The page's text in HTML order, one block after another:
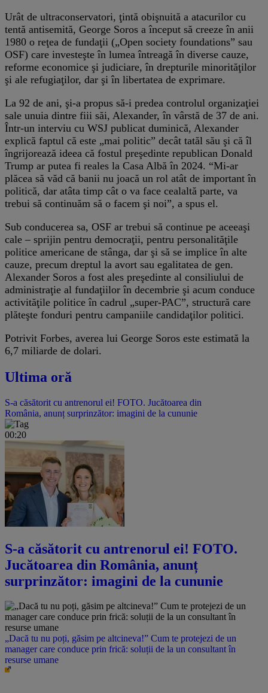
Urât de ultraconservatori, ţintă obişnuită a atacurilor cu
tentă antisemită, George Soros a început să creeze în anii
1980 o reţea de fundaţii („Open society foundations” sau
OSF) care investeşte în lumea întreagă în diverse cauze,
reforme economice şi judiciare, în drepturile minorităţilor
şi ale refugiaţilor, dar şi în libertatea de exprimare.
La 92 de ani, şi-a propus să-i predea controlul organizaţiei
sale unuia dintre fiii săi, Alexander, în vârstă de 37 de ani.
Într-un interviu cu WSJ publicat duminică, Alexander
explică faptul că este „mai politic” decât tatăl său şi că îl
îngrijorează ideea că fostul preşedinte republican Donald
Trump ar putea fi reales la Casa Albă în 2024. “Mi-ar
plăcea să văd că banii nu joacă un rol atât de important în
politică, dar atâta timp cât o va face cealaltă parte, va
trebui să continuăm să o facem şi noi”, a spus el.
Sub conducerea sa, OSF ar trebui să continue pe aceeaşi
cale – sprijin pentru democraţii, pentru personalităţile
politice americane de stânga, dar şi să se implice în alte
cauze, precum dreptul la avort sau egalitatea de gen.
Alexander Soros a fost ales preşedinte al consiliului de
administraţie al fundaţiilor în decembrie şi acum conduce
activităţile politice în cadrul „super-PAC”, structură care
plăteşte fonduri pentru campaniile candidaţilor politici.
Potrivit Forbes, averea lui George Soros este estimată la
6,7 miliarde de dolari.
Ultima oră
S-a căsătorit cu antrenorul ei! FOTO. Jucătoarea din
România, anunț surprinzător: imagini de la cununie
00:20
S-a căsătorit cu antrenorul ei! FOTO.
Jucătoarea din România, anunț
surprinzător: imagini de la cununie
„Dacă tu nu poți, găsim pe altcineva!” Cum te protejezi de un
manager care conduce prin frică: soluții de la un consultant în
resurse umane